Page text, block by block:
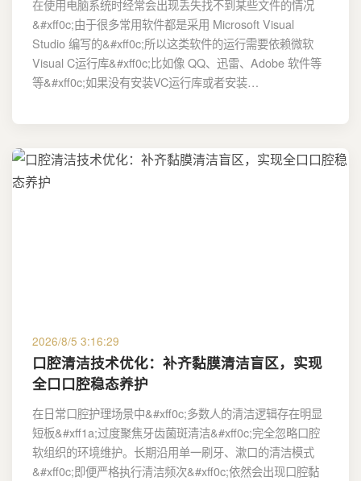
在使用电脑系统时经常会出现丢失找不到某些文件的情况
&#xff0c;由于很多常用软件都是采用 Microsoft Visual
Studio 编写的&#xff0c;所以这类软件的运行需要依赖微软
Visual C运行库&#xff0c;比如像 QQ、迅雷、Adobe 软件等
等&#xff0c;如果没有安装VC运行库或者安装…
2026/8/5 3:16:29
口腔清洁技术优化：补齐黏膜清洁盲区，实现
全口口腔稳态养护
在日常口腔护理场景中&#xff0c;多数人的清洁逻辑存在明显
短板&#xff1a;过度聚焦牙齿菌斑清洁&#xff0c;完全忽略口腔
软组织的环境维护。长期沿用单一刷牙、漱口的清洁模式
&#xff0c;即便严格执行清洁频次&#xff0c;依然会出现口腔黏